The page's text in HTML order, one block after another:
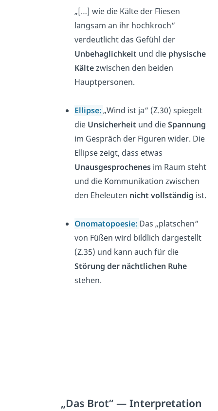
„[…] wie die Kälte der Fliesen
langsam an ihr hochkroch“
verdeutlicht das Gefühl der
Unbehaglichkeit und die physische
Kältezwischen den beiden
Hauptpersonen.
Ellipse:„Wind ist ja“ (Z.30) spiegelt
die Unsicherheit und dieSpannung
im Gespräch der Figuren wider. Die
Ellipse zeigt, dass etwas
Unausgesprochenes im Raum steht
und die Kommunikation zwischen
den Eheleuten nicht vollständig ist.
Onomatopoesie: Das „platschen“
von Füßen wird bildlich dargestellt
(Z.35) und kann auch für die
Störung der nächtlichen Ruhe
stehen.
„Das Brot“ — Interpretation